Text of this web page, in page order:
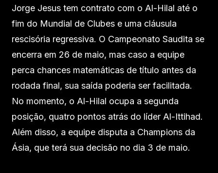
Jorge Jesus tem contrato com o Al-Hilal até o
fim do Mundial de Clubes e uma cláusula
rescisória regressiva. O Campeonato Saudita se
encerra em 26 de maio, mas caso a equipe
perca chances matemáticas de título antes da
rodada final, sua saída poderia ser facilitada.
No momento, o Al-Hilal ocupa a segunda
posição, quatro pontos atrás do líder Al-Ittihad.
Além disso, a equipe disputa a Champions da
Ásia, que terá sua decisão no dia 3 de maio.